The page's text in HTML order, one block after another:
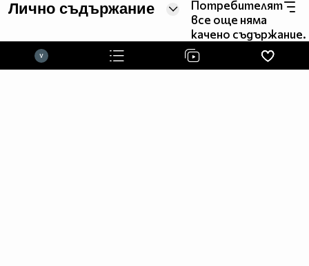
Лично съдържание
Потребителят
все още няма
качено съдържание.